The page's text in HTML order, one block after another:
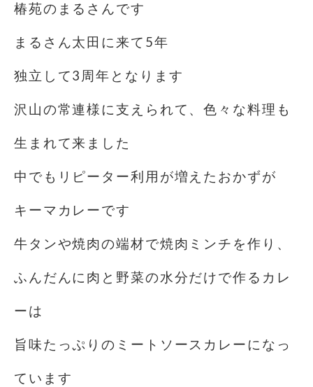
椿苑のまるさんです
まるさん太田に来て5年
独立して3周年️となります
沢山の常連様に支えられて、色々な料理も
生まれて来ました
中でもリピーター利用が増えたおかずが
キーマカレーです
牛タンや焼肉の端材で焼肉ミンチを作り、
ふんだんに肉と野菜の水分だけで作るカレ
ーは
旨味たっぷりのミートソースカレーになっ
ています